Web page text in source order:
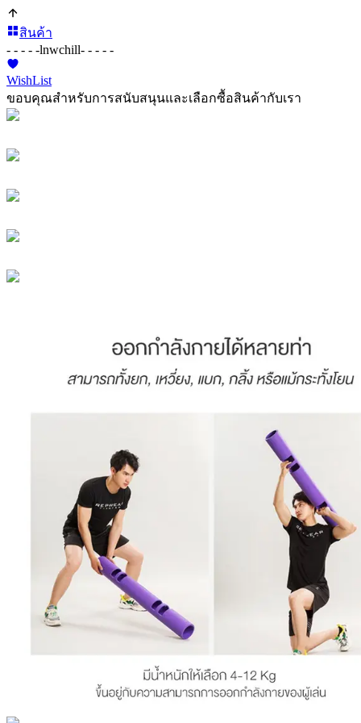
สินค้า
- - - - -lnwchill- - - - -
WishList
ขอบคุณสำหรับการสนับสนุนและเลือกซื้อสินค้ากับเรา